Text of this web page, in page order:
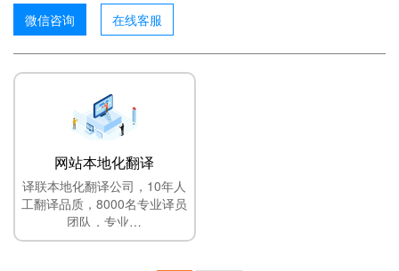
微信咨询 在线客服
网站本地化翻译
译联本地化翻译公司，10年人
工翻译品质，8000名专业译员
团队，专业…